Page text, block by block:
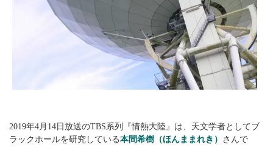
2019年4月14日放送のTBS系列『情熱大陸』は、天文学者としてブ
ラックホールを研究している本間希樹（ほんままれき） さんで